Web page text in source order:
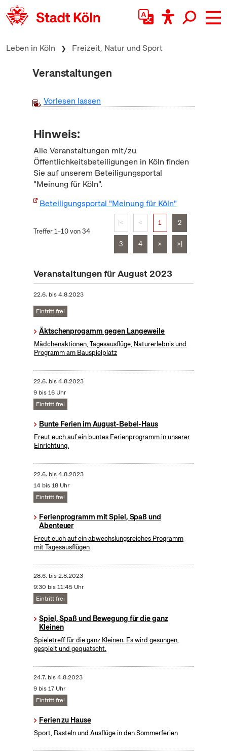
zum Inhalt springen
Leben in Köln Freizeit, Natur und Sport
Veranstaltungen
Vorlesen lassen
Hinweis:
Alle Veranstaltungen mit/zu
Öffentlichkeitsbeteiligungen in Köln finden
Sie auf unserem Beteiligungsportal
"Meinung für Köln".
Beteiligungsportal "Meinung für Köln"
Treffer 1–10 von 34
|< < 1 2
3 4 > >|
Veranstaltungen für August 2023
22.6. bis4.8.2023
Eintritt frei
Äktschenprogamm gegen Langeweile
Mädchenaktionen, Tagesausflüge, Naturerlebnis und
Programm am Bauspielplatz
22.6. bis4.8.2023
9 bis 16 Uhr
Eintritt frei
Bunte Ferien im August-Bebel-Haus
Freut euch auf ein buntes Ferienprogramm in unserer
Einrichtung.
22.6. bis4.8.2023
14 bis 18 Uhr
Eintritt frei
Ferienprogramm mit Spiel, Spaß und
Abenteuer
Freut euch auf ein abwechslungsreiches Programm
mit Tagesausflügen
28.6. bis2.8.2023
9:30 bis 11:45 Uhr
Eintritt frei
Spiel, Spaß und Bewegung für die ganz
Kleinen
Spieletreff für die ganz Kleinen. Es wird gesungen,
gespielt und gequatscht.
24.7. bis4.8.2023
9 bis 17 Uhr
Eintritt frei
Ferien zu Hause
Sport, Basteln und Ausflüge in den Sommerferien